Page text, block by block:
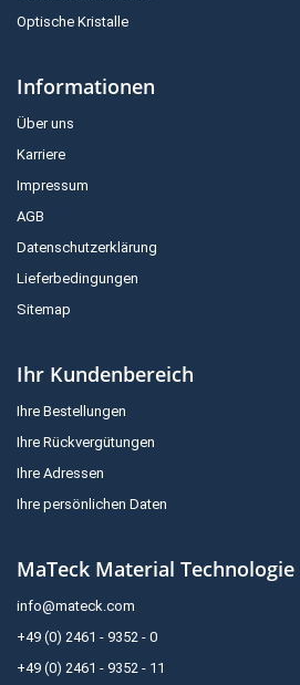
Optische Kristalle
Informationen
Über uns
Karriere
Impressum
AGB
Datenschutzerklärung
Lieferbedingungen
Sitemap
Ihr Kundenbereich
Ihre Bestellungen
Ihre Rückvergütungen
Ihre Adressen
Ihre persönlichen Daten
MaTeck Material
info@mateck.com
+49 (0) 2461 - 9352 - 0
+49 (0) 2461 - 9352 - 11